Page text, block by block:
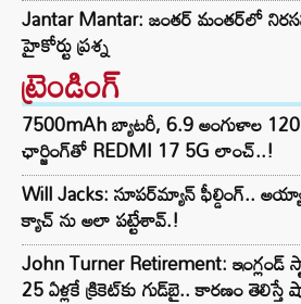
Jantar Mantar: జంతర్ మంతర్‌లో
హైకోర్టు ప్రశ్న
ట్రెండింగ్‌
7500mAh బ్యాటరీ, 6.9 అంగుళాల
ఛార్జింగ్‌తో REDMI 17 5G లాంచ్..!
Will Jacks: సూపర్‌మ్యాన్ ఫీల్డింగ్..
క్యాచ్ ను అలా పట్టేశావ్.!
John Turner Retirement: ఇంగ్లండ్
25 ఏళ్లకే క్రికెట్‌కు గుడ్‌బై.. కారణం తెలిస్తే